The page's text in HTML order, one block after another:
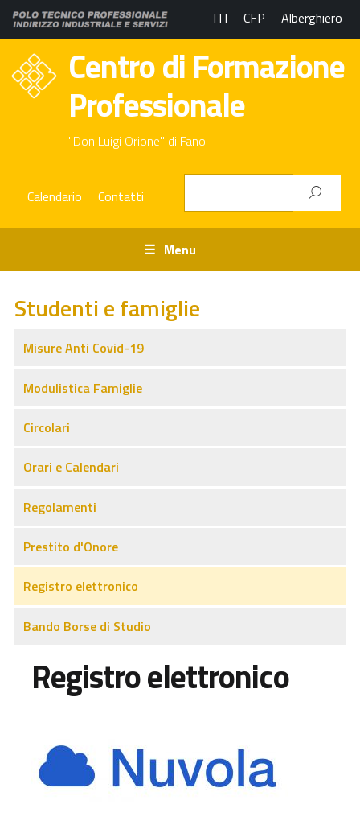
ITI CFP Alberghiero
Centro di Formazione
Professionale
"Don Luigi Orione" di Fano
Calendario Contatti
Menu
Studenti e famiglie
Misure Anti Covid-19
Modulistica Famiglie
Circolari
Orari e Calendari
Regolamenti
Prestito d'Onore
Registro elettronico
Bando Borse di Studio
Registro elettronico